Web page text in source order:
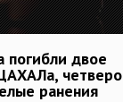
погибли двое
четверо
ранения